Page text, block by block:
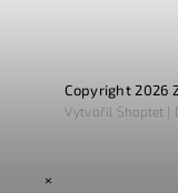
Copyright 2026
VytvořilShoptet |
×